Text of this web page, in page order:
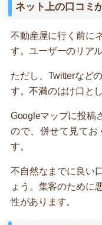
ネット上の口コミ
不動産屋に行く前に
す。ユーザーのリア
ただし、Twitterなど
す。不満のはけ口と
Googleマップに投稿
ので、併せて見てお
す。
不自然なまでに良い
ょう。集客のために
性があります。